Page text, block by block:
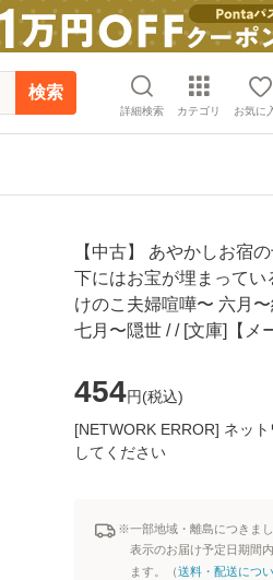
検索
詳細検索 カテゴリ お気に
【中古】 あやかしお宿
下にはお宝が埋まってい
けのこ夫婦喧嘩〜 六月
七月〜隠世 / / [文庫]【メ
454円(税込)
[NETWORK ERROR] ネッ
してください
※一部地域・離島につきま
表示のお届け予定日期間
ます。（送料・配送につ